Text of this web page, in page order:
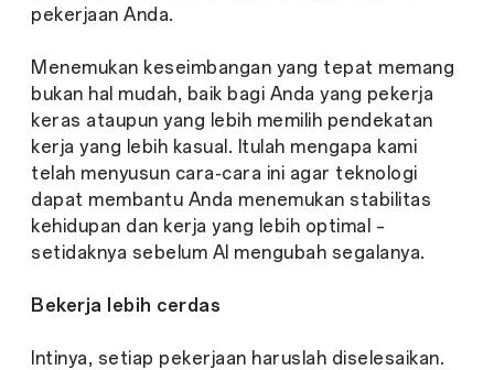
pekerjaan Anda.
Menemukan keseimbangan yang tepat memang
bukan hal mudah, baik bagi Anda yang pekerja
keras ataupun yang lebih memilih pendekatan
kerja yang lebih kasual. Itulah mengapa kami
telah menyusun cara-cara ini agar teknologi
dapat membantu Anda menemukan stabilitas
kehidupan dan kerja yang lebih optimal –
setidaknya sebelum AI mengubah segalanya.
Bekerja lebih cerdas
Intinya, setiap pekerjaan haruslah diselesaikan.